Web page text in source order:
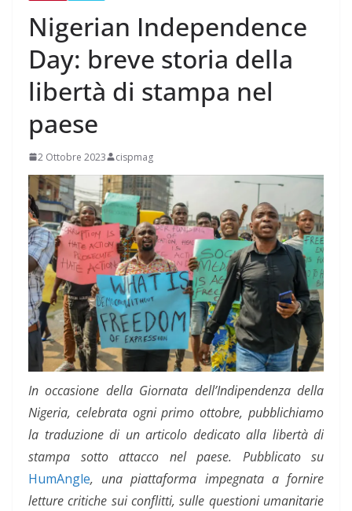
Nigerian Independence
Day: breve storia della
libertà di stampa nel
paese
2 Ottobre 2023 cispmag
In occasione della Giornata dell’Indipendenza della
Nigeria, celebrata ogni primo ottobre, pubblichiamo
la traduzione di un articolo dedicato alla libertà di
stampa sotto attacco nel paese. Pubblicato su
HumAngle, una piattaforma impegnata a fornire
letture critiche sui conflitti, sulle questioni umanitarie